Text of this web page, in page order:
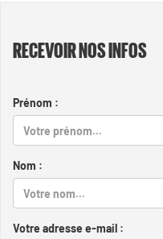
RECEVOIR NOS INFOS
Prénom :
Nom :
Votre adresse e-mail :